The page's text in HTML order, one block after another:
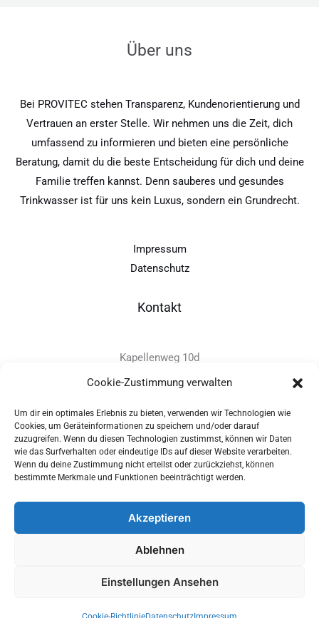
Cookie-Zustimmung verwalten
Um dir ein optimales Erlebnis zu bieten, verwenden wir Technologien wie
Cookies, um Geräteinformationen zu speichern und/oder darauf
zuzugreifen. Wenn du diesen Technologien zustimmst, können wir Daten
wie das Surfverhalten oder eindeutige IDs auf dieser Website verarbeiten.
Wenn du deine Zustimmung nicht erteilst oder zurückziehst, können
bestimmte Merkmale und Funktionen beeinträchtigt werden.
Akzeptieren
Ablehnen
Einstellungen Ansehen
Über uns
Bei PROVITEC stehen Transparenz, Kundenorientierung und
Vertrauen an erster Stelle. Wir nehmen uns die Zeit, dich
umfassend zu informieren und bieten eine persönliche
Beratung, damit du die beste Entscheidung für dich und deine
Familie treffen kannst. Denn sauberes und gesundes
Trinkwasser ist für uns kein Luxus, sondern ein Grundrecht.
Impressum
Datenschutz
Kontakt
Kapellenweg 10d
D-94575 Windorf
+49 - (0)8546 - 97 39 0
info@provitec.de
www.provitec.com
Copyright © 2026 PROVITEC Trinkwassersysteme e.K | Alle
Rechte vorbehalten |Impressum
Optimized by Seraphinite Accelerator